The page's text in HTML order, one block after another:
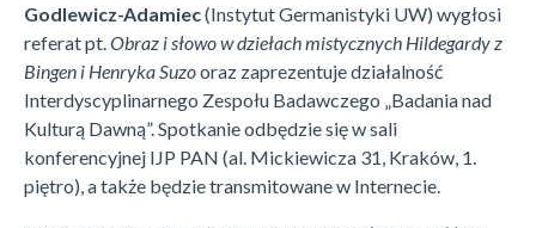
Godlewicz-Adamiec(Instytut Germanistyki UW) wygłosi
referat pt. Obraz i słowo w dziełach mistycznych Hildegardy z
Bingen i Henryka Suzooraz zaprezentuje działalność
Interdyscyplinarnego Zespołu Badawczego „Badania nad
Kulturą Dawną”. Spotkanie odbędzie się w sali
konferencyjnej IJP PAN (al. Mickiewicza 31, Kraków, 1.
piętro), a także będzie transmitowane w Internecie.